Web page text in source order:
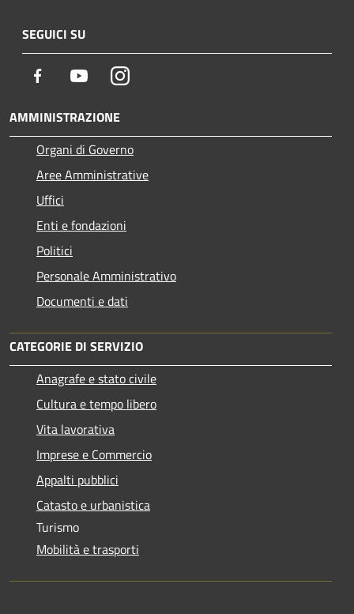
SEGUICI SU
Facebook YoutubeInstagram
AMMINISTRAZIONE
Organi di Governo
Aree Amministrative
Uffici
Enti e fondazioni
Politici
Personale Amministrativo
Documenti e dati
CATEGORIE DI SERVIZIO
Anagrafe e stato civile
Cultura e tempo libero
Vita lavorativa
Imprese e Commercio
Appalti pubblici
Catasto e urbanistica
Turismo
Mobilità e trasporti